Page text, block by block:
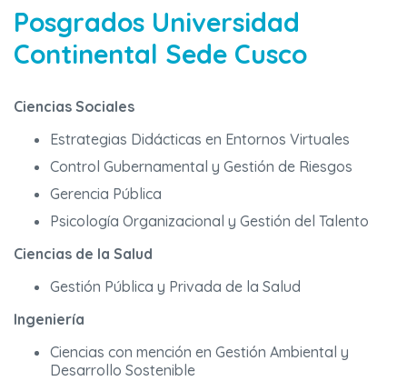
Posgrados Universidad
Continental Sede Cusco
Ciencias Sociales
Estrategias Didácticas en Entornos Virtuales
Control Gubernamental y Gestión de Riesgos
Gerencia Pública
Psicología Organizacional y Gestión del Talento
Ciencias de la Salud
Gestión Pública y Privada de la Salud
Ingeniería
Ciencias con mención en Gestión Ambiental y
Desarrollo Sostenible